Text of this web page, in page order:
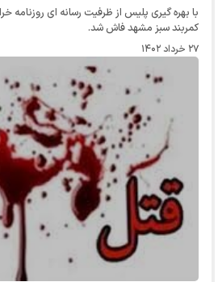
با بهره گیری پلیس از ظرفیت رسانه ای روزنامه
کمربند سبز مشهد فاش شد.
۲۷ خرداد ۱۴۰۲